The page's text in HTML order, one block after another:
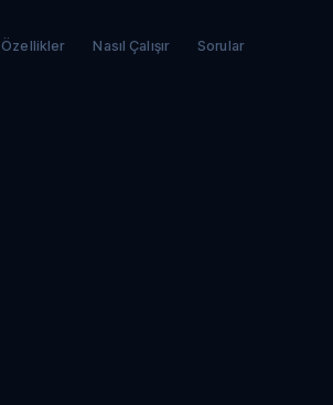
Özellikler Nasıl Çalışır Sorular